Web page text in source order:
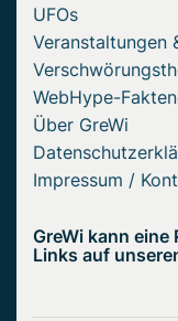
UFOs
Veranstaltungen
WebHype-
Über GreWi
Impressum /
GreWi kann
Links auf